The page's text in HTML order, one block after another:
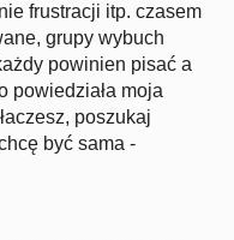
frustracji itp. czasem
grupy wybuch
powinien pisać a
powiedziała moja
poszukaj
być sama -